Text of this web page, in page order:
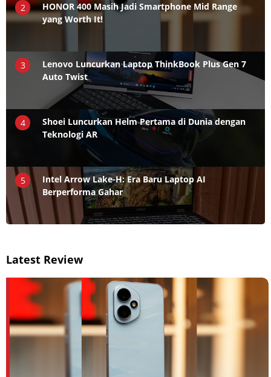
2
HONOR 400 Masih Jadi Smartphone Mid Range
yang Worth It!
3
Lenovo Luncurkan Laptop ThinkBook Plus Gen 7
Auto Twist
4
Shoei Luncurkan Helm Pertama di Dunia dengan
Teknologi AR
5
Intel Arrow Lake-H: Era Baru Laptop AI
Berperforma Gahar
Latest Review